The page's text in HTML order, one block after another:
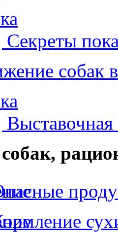
Секреты
собак
Выставочная